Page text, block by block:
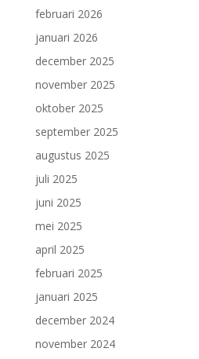
februari 2026
januari 2026
december 2025
november 2025
oktober 2025
september 2025
augustus 2025
juli 2025
juni 2025
mei 2025
april 2025
februari 2025
januari 2025
december 2024
november 2024